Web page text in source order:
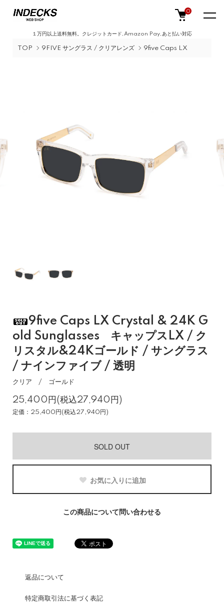
１万円以上送料無料。クレジットカード,Amazon Pay,あと払い対応
0
TOP 9FIVE サングラス / クリアレンズ 9five Caps LX
9five Caps LX Crystal & 24K G
old Sunglasses キャップスLX / ク
リスタル&24Kゴールド / サングラス
/ ナインファイブ / 透明
クリア / ゴールド
25,400円(税込27,940円)
定価：25,400円(税込27,940円)
SOLD OUT
お気に入りに追加
この商品について問い合わせる
返品について
特定商取引法に基づく表記